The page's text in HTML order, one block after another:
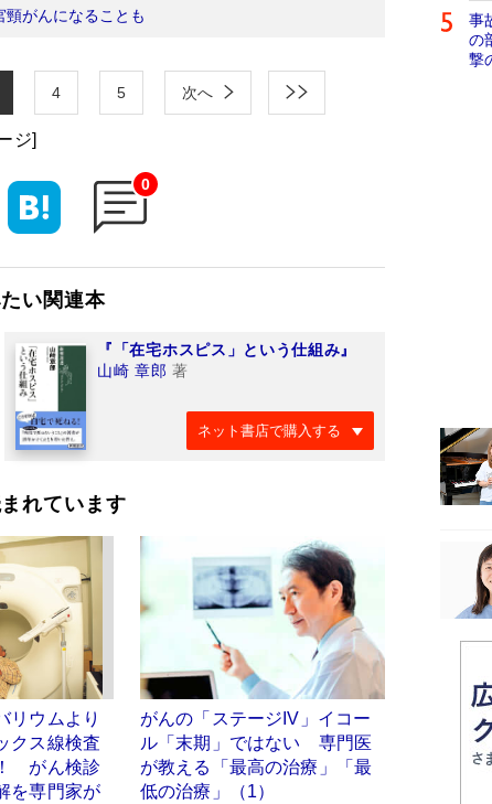
頸がんになることも
4 5 次へ
ジ]
0
い関連本
『「在宅ホスピス」という仕組み』
山崎 章郎 著
ネット書店で購入する
れています
リウムより
クス線検査
がん検診
を専門家が
がんの「ステージIV」イコー
ル「末期」ではない 専門医
が教える「最高の治療」「最
低の治療」（1）
事
の
撃
占